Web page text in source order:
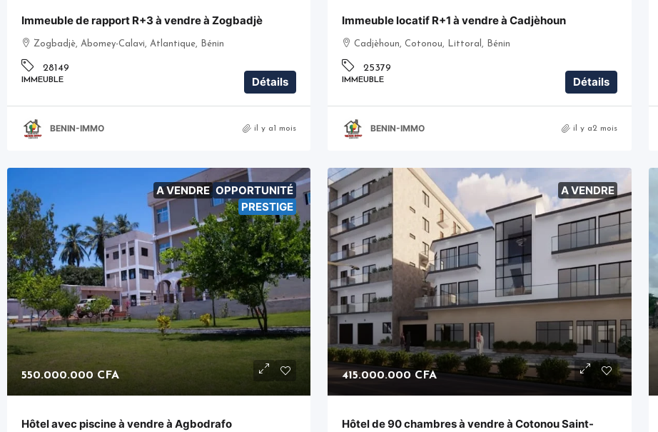
Immeuble de rapport R+3 à vendre à Zogbadjè
Zogbadjè, Abomey-Calavi, Atlantique, Bénin
28149
IMMEUBLE Détails
BENIN-IMMO il y a1 mois
Immeuble locatif R+1 à vendre à Cadjèhoun
Cadjèhoun, Cotonou, Littoral, Bénin
25379
IMMEUBLE Détails
BENIN-IMMO il y a2 mois
A VENDRE OPPORTUNITÉ
PRESTIGE
550.000.000 CFA
Hôtel avec piscine à vendre à Agbodrafo
A VENDRE
415.000.000 CFA
Hôtel de 90 chambres à vendre à Cotonou Saint-